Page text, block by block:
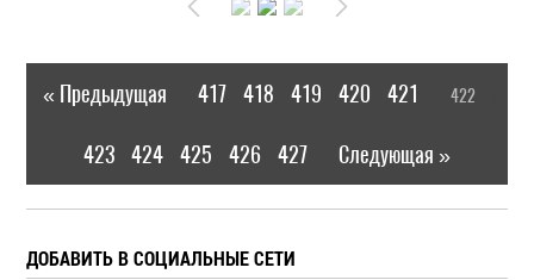
« Предыдущая 417 418 419 420 421 422
423 424 425 426 427 Следующая »
ДОБАВИТЬ В СОЦИАЛЬНЫЕ СЕТИ